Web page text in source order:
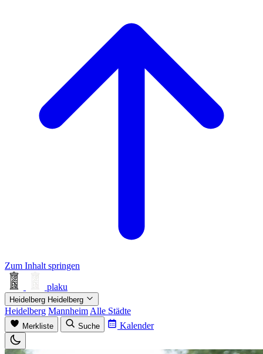
Zum Inhalt springen
plaku
Heidelberg Heidelberg
Heidelberg Mannheim Alle Städte
Merkliste Suche Kalender